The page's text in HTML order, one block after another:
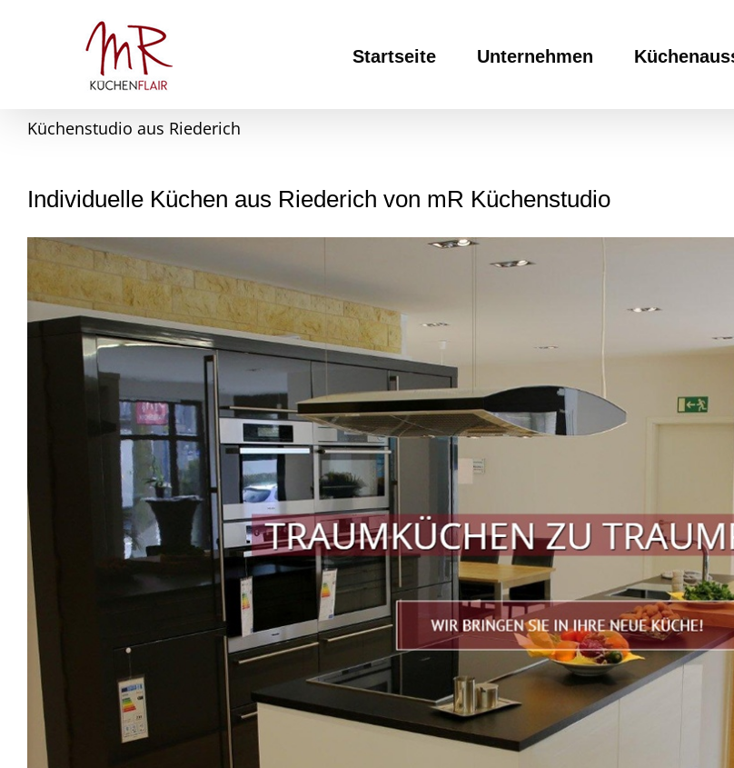
Startseite Unternehmen
Küchenstudio aus Riederich
Individuelle Küchen aus Riederich von mR Küchenstudio